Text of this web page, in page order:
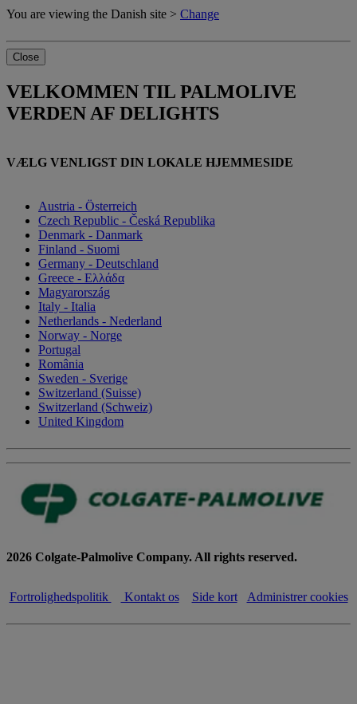
You are viewing the Danish site > Change
Close
VELKOMMEN TIL PALMOLIVE
VERDEN AF DELIGHTS
VÆLG VENLIGST DIN LOKALE HJEMMESIDE
Austria - Österreich
Czech Republic - Česká Republika
Denmark - Danmark
Finland - Suomi
Germany - Deutschland
Greece - Ελλάδα
Magyarország
Italy - Italia
Netherlands - Nederland
Norway - Norge
Portugal
România
Sweden - Sverige
Switzerland (Suisse)
Switzerland (Schweiz)
United Kingdom
2026 Colgate-Palmolive Company. All rights reserved.
Fortrolighedspolitik Kontakt os Side kort Administrer cookies